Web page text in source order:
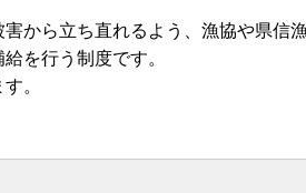
から立ち直れるよう、漁協や県信
を行う制度です。
。